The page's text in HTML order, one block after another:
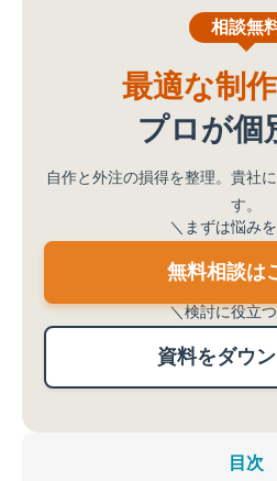
相談無
最適な制
プロが個
自作と外注の損得を整理。貴社
す。
＼まずは悩み
無料相談は
＼検討に役立
資料をダウ
目次